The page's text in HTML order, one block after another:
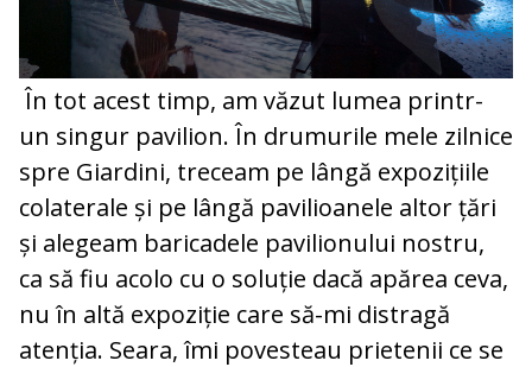
În tot acest timp, am văzut lumea printr-
un singur pavilion. În drumurile mele zilnice
spre Giardini, treceam pe lângă expozițiile
colaterale și pe lângă pavilioanele altor țări
și alegeam baricadele pavilionului nostru,
ca să fiu acolo cu o soluție dacă apărea ceva,
nu în altă expoziție care să-mi distragă
atenția. Seara, îmi povesteau prietenii ce se